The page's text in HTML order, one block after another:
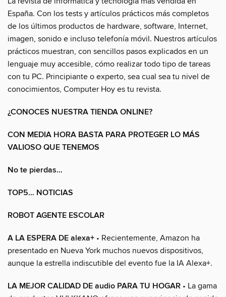
España. Con los tests y artículos prácticos más completos
de los últimos productos de hardware, software, Internet,
imagen, sonido e incluso telefonía móvil. Nuestros artículos
prácticos muestran, con sencillos pasos explicados en un
lenguaje muy accesible, cómo realizar todo tipo de tareas
con tu PC. Principiante o experto, sea cual sea tu nivel de
conocimientos, Computer Hoy es tu revista.
¿CONOCES NUESTRA TIENDA ONLINE?
CON MEDIA HORA BASTA PARA PROTEGER LO MÁS
VALIOSO QUE TENEMOS
No te pierdas…
TOP5… NOTICIAS
ROBOT AGENTE ESCOLAR
A LA ESPERA DE alexa+ • Recientemente, Amazon ha
presentado en Nueva York muchos nuevos dispositivos,
aunque la estrella indiscutible del evento fue la IA Alexa+.
LA MEJOR CALIDAD DE audio PARA TU HOGAR • La gama